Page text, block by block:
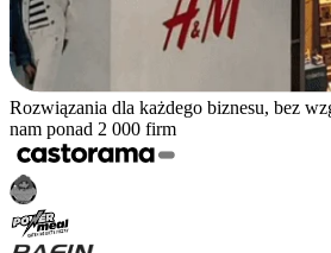
Rozwiązania dla każdego biznesu, bez
nam ponad 2 000 firm